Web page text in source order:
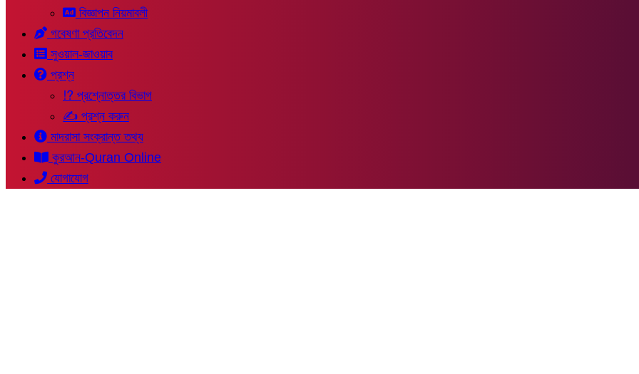
বিজ্ঞাপন নিয়মাবলী
গবেষণা প্রতিবেদন
সুওয়াল-জাওয়াব
প্রশ্ন
⁉ প্রশ্নোত্তর বিভাগ
✍ প্রশ্ন করুন
মাদরাসা সংক্রান্ত তথ্য
কুরআন-Quran Online
যোগাযোগ